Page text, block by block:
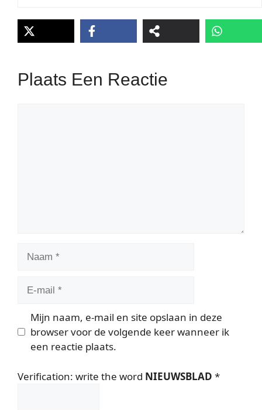
Plaats Een Reactie
Mijn naam, e-mail en site opslaan in deze
browser voor de volgende keer wanneer ik
een reactie plaats.
Verification: write the word NIEUWSBLAD *